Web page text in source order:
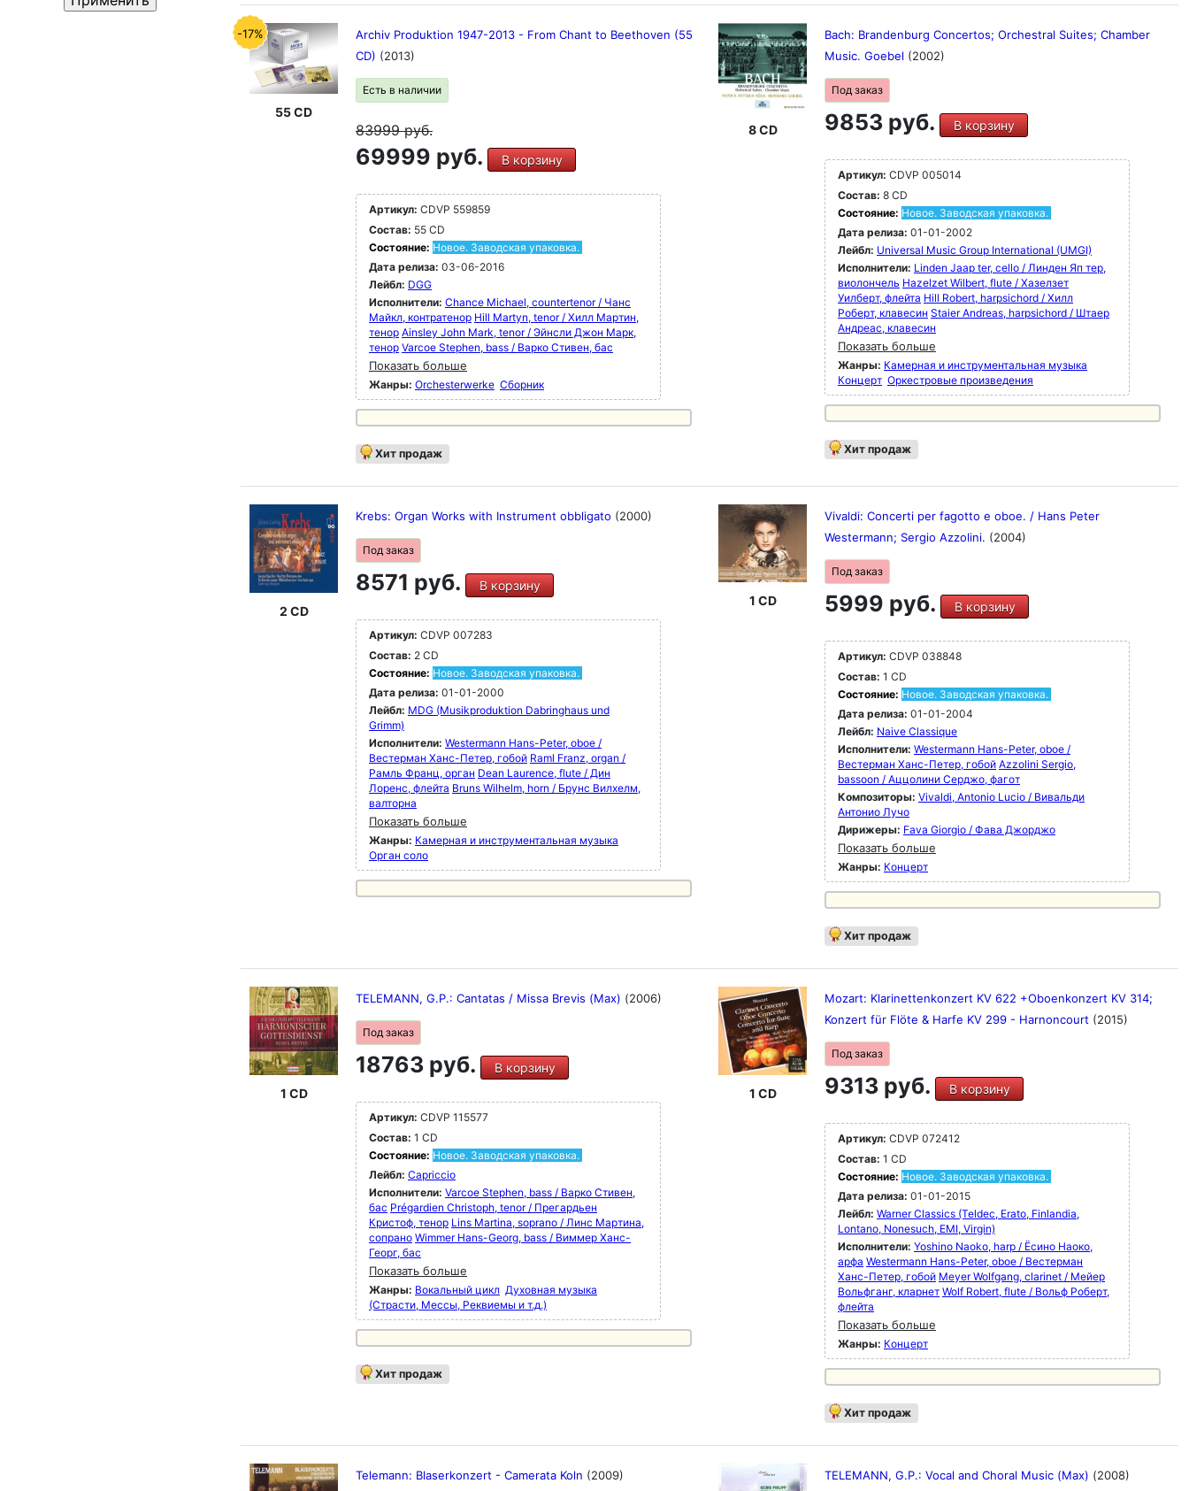
-17%
55 CD
Archiv Produktion 1947-2013 - From Chant to Beethoven (55
CD) (2013)
Есть в наличии
83999руб.
69999 руб. В корзину
Артикул: CDVP 559859
Состав: 55 CD
Состояние: Новое. Заводская упаковка.
Дата релиза: 03-06-2016
Лейбл: DGG
Исполнители: Chance Michael, countertenor / Чанс
Майкл, контратенор Hill Martyn, tenor / Хилл Мартин,
тенор Ainsley John Mark, tenor / Эйнсли Джон Марк,
тенор Varcoe Stephen, bass / Варко Стивен, бас
Показать больше
Жанры: Orchesterwerke Сборник
Хит продаж
8 CD
Bach: Brandenburg Concertos; Orchestral Suites; Chamber
Music. Goebel (2002)
Под заказ
9853 руб. В корзину
Артикул: CDVP 005014
Состав: 8 CD
Состояние: Новое. Заводская упаковка.
Дата релиза: 01-01-2002
Лейбл: Universal Music Group International (UMGI)
Исполнители: Linden Jaap ter, cello / Линден Яп тер,
виолончель Hazelzet Wilbert, flute / Хазелзет
Уилберт, флейта Hill Robert, harpsichord / Хилл
Роберт, клавесин Staier Andreas, harpsichord / Штаер
Андреас, клавесин
Показать больше
Жанры: Камерная и инструментальная музыка
Концерт Оркестровые произведения
Хит продаж
2 CD
Krebs: Organ Works with Instrument obbligato (2000)
Под заказ
8571 руб. В корзину
Артикул: CDVP 007283
Состав: 2 CD
Состояние: Новое. Заводская упаковка.
Дата релиза: 01-01-2000
Лейбл: MDG (Musikproduktion Dabringhaus und
Grimm)
Исполнители: Westermann Hans-Peter, oboe /
Вестерман Ханс-Петер, гобой Raml Franz, organ /
Рамль Франц, орган Dean Laurence, flute / Дин
Лоренс, флейта Bruns Wilhelm, horn / Брунс Вилхелм,
валторна
Показать больше
Жанры: Камерная и инструментальная музыка
Орган соло
1 CD
Vivaldi: Concerti per fagotto e oboe. / Hans Peter
Westermann; Sergio Azzolini. (2004)
Под заказ
5999 руб. В корзину
Артикул: CDVP 038848
Состав: 1 CD
Состояние: Новое. Заводская упаковка.
Дата релиза: 01-01-2004
Лейбл: Naive Classique
Исполнители: Westermann Hans-Peter, oboe /
Вестерман Ханс-Петер, гобой Azzolini Sergio,
bassoon / Аццолини Серджо, фагот
Композиторы: Vivaldi, Antonio Lucio / Вивальди
Антонио Лучо
Дирижеры: Fava Giorgio / Фава Джорджо
Показать больше
Жанры: Концерт
Хит продаж
1 CD
TELEMANN, G.P.: Cantatas / Missa Brevis (Max) (2006)
Под заказ
18763 руб. В корзину
Артикул: CDVP 115577
Состав: 1 CD
Состояние: Новое. Заводская упаковка.
Лейбл: Capriccio
Исполнители: Varcoe Stephen, bass / Варко Стивен,
бас Prégardien Christoph, tenor / Прегардьен
Кристоф, тенор Lins Martina, soprano / Линс Мартина,
сопрано Wimmer Hans-Georg, bass / Виммер Ханс-
Георг, бас
Показать больше
Жанры: Вокальный цикл Духовная музыка
(Страсти, Мессы, Реквиемы и т.д.)
Хит продаж
1 CD
Mozart: Klarinettenkonzert KV 622 +Oboenkonzert KV 314;
Konzert für Flöte & Harfe KV 299 - Harnoncourt (2015)
Под заказ
9313 руб. В корзину
Артикул: CDVP 072412
Состав: 1 CD
Состояние: Новое. Заводская упаковка.
Дата релиза: 01-01-2015
Лейбл: Warner Classics (Teldec, Erato, Finlandia,
Lontano, Nonesuch, EMI, Virgin)
Исполнители: Yoshino Naoko, harp / Ёсино Наоко,
арфа Westermann Hans-Peter, oboe / Вестерман
Ханс-Петер, гобой Meyer Wolfgang, clarinet / Мейер
Вольфганг, кларнет Wolf Robert, flute / Вольф Роберт,
флейта
Показать больше
Жанры: Концерт
Хит продаж
Telemann: Blaserkonzert - Camerata Koln (2009) TELEMANN, G.P.: Vocal and Choral Music (Max) (2008)